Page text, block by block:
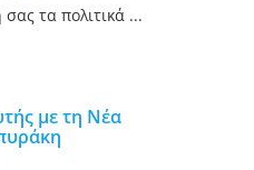
τα πολιτικά ...
με τη Νέα